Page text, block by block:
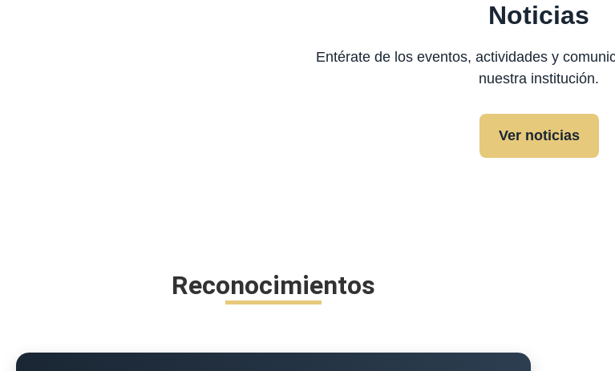
Noticias
Entérate de los eventos, actividades y
nuestra institución.
Ver noticias
Reconocimientos